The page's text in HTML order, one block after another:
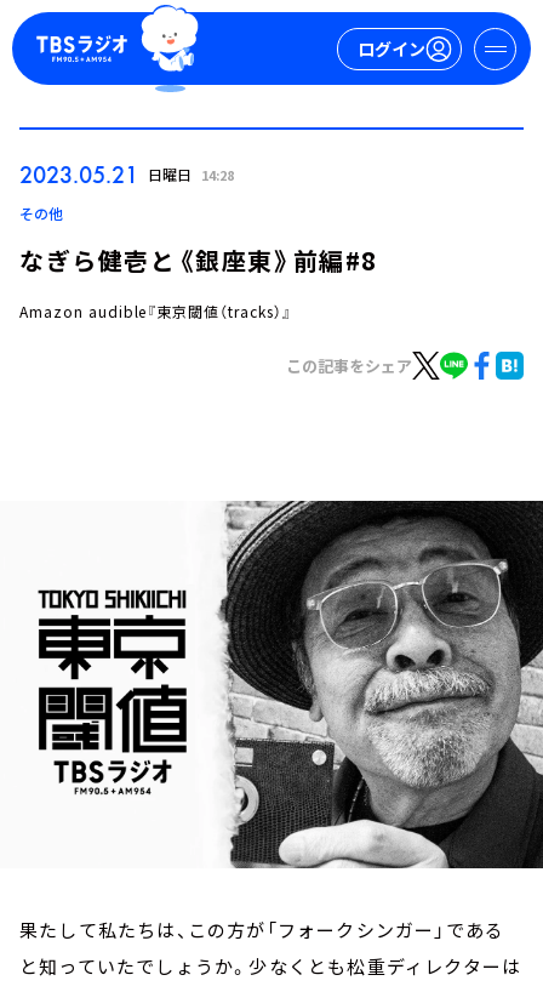
ログイン
イベント・グッズ
YouTube
会社情報
2023.05.21 日曜日 14:28
その他
なぎら健壱と《銀座東》前編#8
Amazon audible『東京閾値（tracks）』
この記事をシェア
果たして私たちは、この方が「フォークシンガー」である
と知っていたでしょうか。少なくとも松重ディレクターは